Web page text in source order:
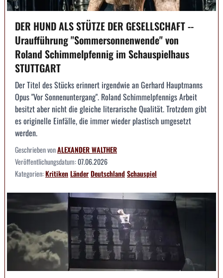
DER HUND ALS STÜTZE DER GESELLSCHAFT --
Uraufführung "Sommersonnenwende" von
Roland Schimmelpfennig im Schauspielhaus
STUTTGART
Der Titel des Stücks erinnert irgendwie an Gerhard Hauptmanns
Opus "Vor Sonnenuntergang". Roland Schimmelpfennigs Arbeit
besitzt aber nicht die gleiche literarische Qualität. Trotzdem gibt
es originelle Einfälle, die immer wieder plastisch umgesetzt
werden.
Geschrieben vonALEXANDER WALTHER
Veröffentlichungsdatum:07.06.2026
Kategorien:KritikenLänderDeutschlandSchauspiel